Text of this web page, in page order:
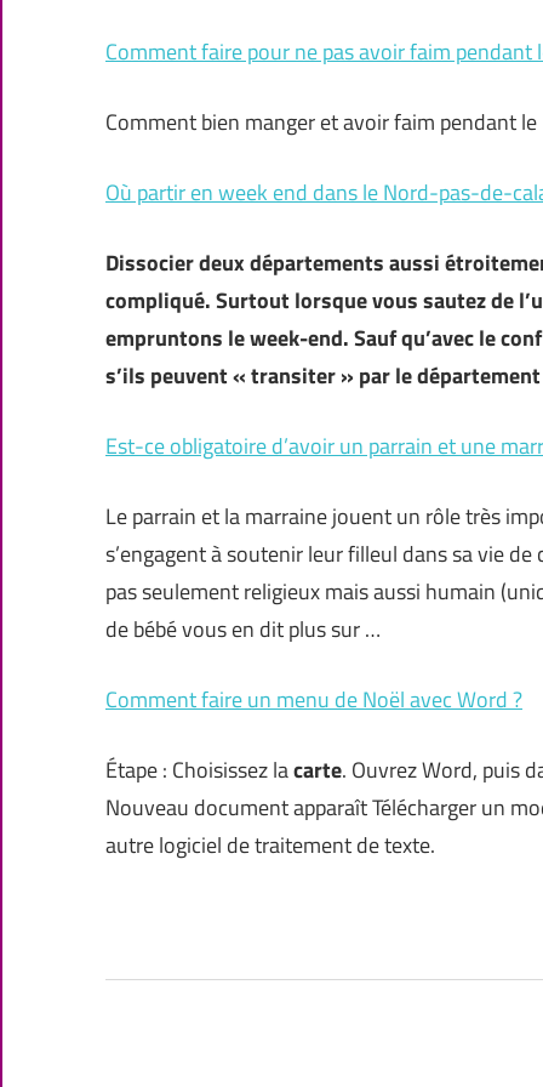
Comment faire pour ne pas avoir faim pendant
Comment bien manger et avoir faim pendant
Où partir en week end dans le Nord-pas-de-
Dissocier deux départements aussi
compliqué. Surtout lorsque vous sautez de
empruntons le week-end. Sauf qu’avec le
s’ils peuvent « transiter » par le
Est-ce obligatoire d’avoir un parrain et une
Le parrain et la marraine jouent un rôle très
s’engagent à soutenir leur filleul dans sa vie
pas seulement religieux mais aussi humain
de bébé vous en dit plus sur …
Comment faire un menu de Noël avec Word ?
Étape : Choisissez lacarte. Ouvrez Word, puis
Nouveau document apparaît Télécharger un
autre logiciel de traitement de texte.